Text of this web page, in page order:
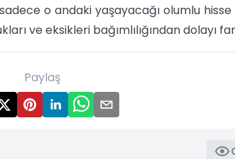
o andaki yaşayacağı olumlu hisse
ve eksikleri bağımlılığından dolayı
Paylaş